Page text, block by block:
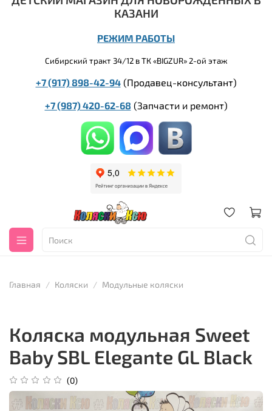
КАЗАНИ
РЕЖИМ РАБОТЫ
Сибирский тракт 34/12 в ТК «BIGZUR» 2-ой этаж
+7 (917) 898-42-94(Продавец-консультант)
+7 (987) 420-62-68 (Запчасти и ремонт)
Главная Коляски Модульные коляски
Коляска модульная Sweet
Baby SBL Elegante GL Black
(0)